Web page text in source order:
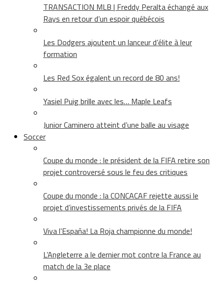
TRANSACTION MLB | Freddy Peralta échangé aux
Rays en retour d’un espoir québécois
Les Dodgers ajoutent un lanceur d’élite à leur
formation
Les Red Sox égalent un record de 80 ans!
Yasiel Puig brille avec les… Maple Leafs
Junior Caminero atteint d’une balle au visage
Soccer
Coupe du monde : le président de la FIFA retire son
projet controversé sous le feu des critiques
Coupe du monde : la CONCACAF rejette aussi le
projet d’investissements privés de la FIFA
Viva l’España! La Roja championne du monde!
L’Angleterre a le dernier mot contre la France au
match de la 3e place